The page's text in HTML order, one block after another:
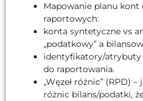
Mapowanie planu
raportowych:
konta syntetyczne vs
„podatkowy” a
identyfikatory/atrybuty
do raportowania.
„Węzeł różnic” (RPD)
różnic bilans/podatki,